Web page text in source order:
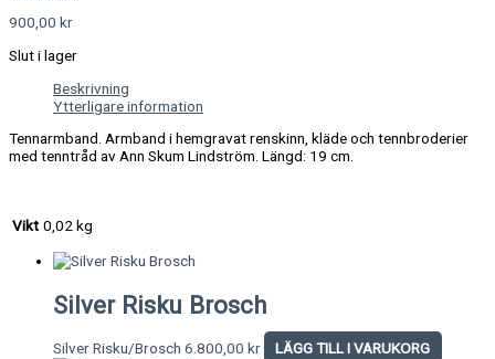
900,00 kr
Slut i lager
Beskrivning
Ytterligare information
Tennarmband. Armband i hemgravat renskinn, kläde och tennbroderier
med tenntråd av Ann Skum Lindström. Längd: 19 cm.
Vikt 0,02 kg
Silver Risku Brosch
Silver Risku/Brosch 6.800,00 kr LÄGG TILL I VARUKORG